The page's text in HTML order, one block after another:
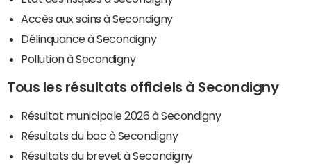
Accès aux soins à Secondigny
Délinquance à Secondigny
Pollution à Secondigny
Tous les résultats officiels à Secondigny
Résultat municipale 2026 à Secondigny
Résultats du bac à Secondigny
Résultats du brevet à Secondigny